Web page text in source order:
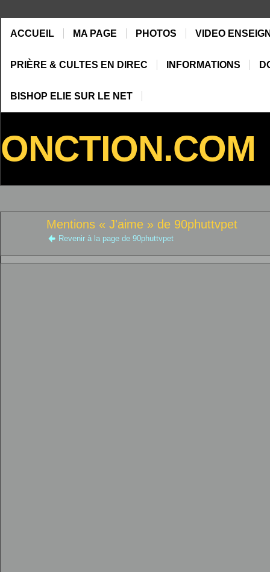
ACCUEIL MA PAGE PHOTOS VIDEO
PRIÈRE & CULTES EN DIREC INFORMATIONS
BISHOP ELIE SUR LE NET
ONCTION.COM
Mentions « J'aime » de 90phuttvpet
Revenir à la page de 90phuttvpet